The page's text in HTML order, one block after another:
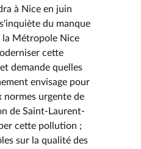
à Nice en juin
du manque
la Métropole Nice
cette
demande quelles
envisage pour
normes urgente de
de Saint-Laurent-
cette pollution ;
sur la qualité des